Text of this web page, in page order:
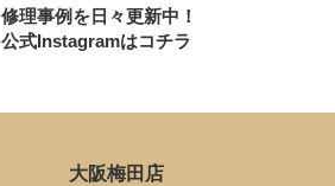
修理事例を日々更新中！
公式Instagramはコチラ
大阪梅田店